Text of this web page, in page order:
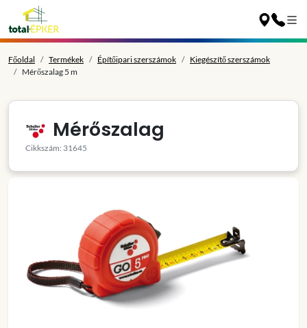
Főoldal Termékek Építőipari szerszámok
Kiegészítő szerszámok
Mérőszalag 5 m
Mérőszalag
Cikkszám: 31645